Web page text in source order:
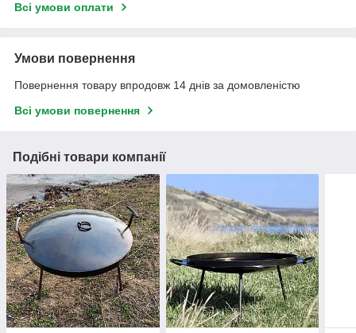
Всі умови оплати
Умови повернення
Повернення товару впродовж 14 днів за домовленістю
Всі умови повернення
Подібні товари компанії